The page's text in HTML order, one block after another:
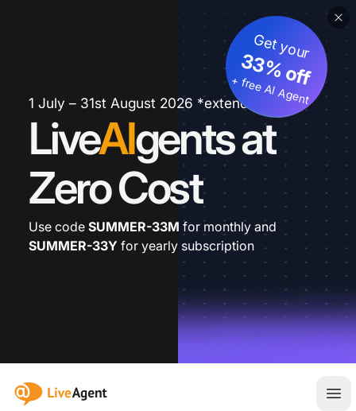
1 July – 31st August 2026 *extended
LiveAIgents at
Zero Cost
Get your
33% off
+ free AI Agent
Use code SUMMER-33M for monthly and
SUMMER-33Y for yearly subscription
:site.title